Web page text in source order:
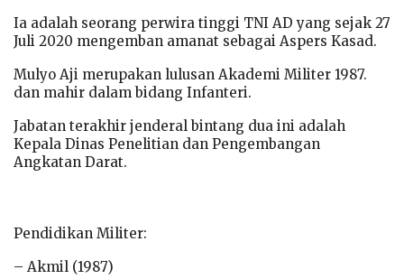
Ia adalah seorang perwira tinggi TNI AD yang sejak 27
Juli 2020 mengemban amanat sebagai Aspers Kasad.
Mulyo Aji merupakan lulusan Akademi Militer 1987.
dan mahir dalam bidang Infanteri.
Jabatan terakhir jenderal bintang dua ini adalah
Kepala Dinas Penelitian dan Pengembangan
Angkatan Darat.
Pendidikan Militer:
– Akmil (1987)